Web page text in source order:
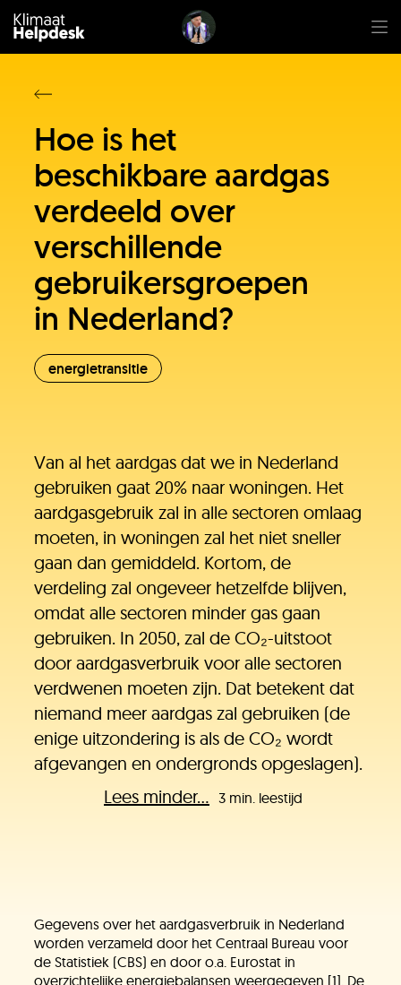
Hoe is het
beschikbare aardgas
verdeeld over
verschillende
gebruikersgroepen
in Nederland?
energietransitie
Van al het aardgas dat we in Nederland
gebruiken gaat 20% naar woningen. Het
aardgasgebruik zal in alle sectoren omlaag
moeten, in woningen zal het niet sneller
gaan dan gemiddeld. Kortom, de
verdeling zal ongeveer hetzelfde blijven,
omdat alle sectoren minder gas gaan
gebruiken. In 2050, zal de CO₂-uitstoot
door aardgasverbruik voor alle sectoren
verdwenen moeten zijn. Dat betekent dat
niemand meer aardgas zal gebruiken (de
enige uitzondering is als de CO₂ wordt
afgevangen en ondergronds opgeslagen).
Lees minder... 3 min. leestijd
Gegevens over het aardgasverbruik in Nederland
worden verzameld door het Centraal Bureau voor
de Statistiek (CBS) en door o.a. Eurostat in
overzichtelijke energiebalansen weergegeven [1]. De